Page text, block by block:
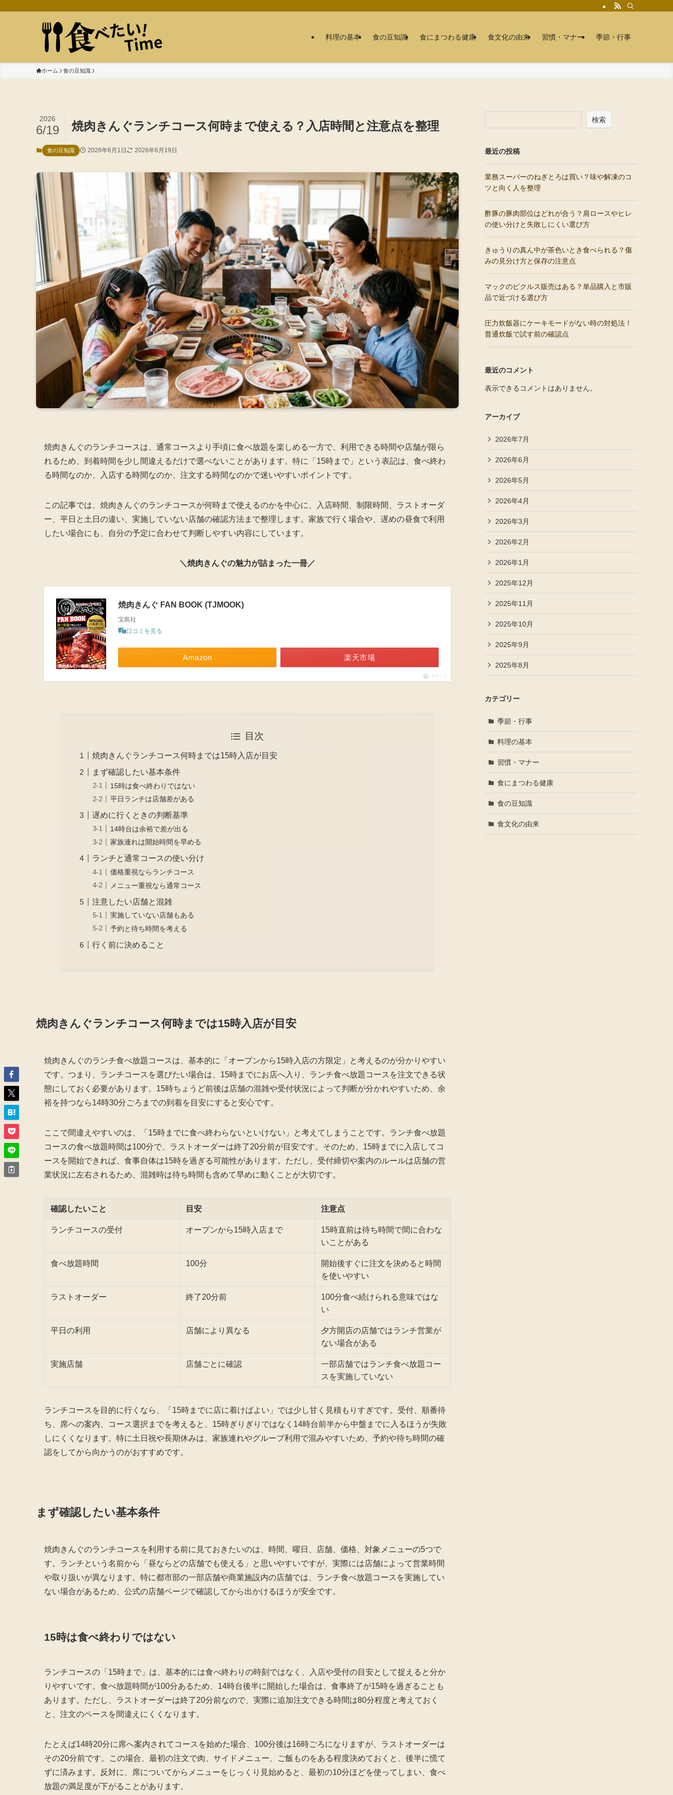
料理の基本 食の豆知識 食にまつわる健康 食文化の由来 習慣・マナー 季節・行事
ホーム 食の豆知識
焼肉きんぐランチコース何時まで使える？入店時間と注意点を整理
2026
6/19
食の豆知識 2026年6月1日 2026年6月19日
焼肉きんぐのランチコースは、通常コースより手頃に食べ放題を楽しめる一方で、利用できる時間や店舗が限ら
れるため、到着時間を少し間違えるだけで選べないことがあります。特に「15時まで」という表記は、食べ終わ
る時間なのか、入店する時間なのか、注文する時間なのかで迷いやすいポイントです。
この記事では、焼肉きんぐのランチコースが何時まで使えるのかを中心に、入店時間、制限時間、ラストオーダ
ー、平日と土日の違い、実施していない店舗の確認方法まで整理します。家族で行く場合や、遅めの昼食で利用
したい場合にも、自分の予定に合わせて判断しやすい内容にしています。
＼焼肉きんぐの魅力が詰まった一冊／
焼肉きんぐ FAN BOOK (TJMOOK)
宝島社
口コミを見る
Amazon 楽天市場
ポチップ
目次
焼肉きんぐランチコース何時までは15時入店が目安
まず確認したい基本条件
15時は食べ終わりではない
平日ランチは店舗差がある
遅めに行くときの判断基準
14時台は余裕で差が出る
家族連れは開始時間を早める
ランチと通常コースの使い分け
価格重視ならランチコース
メニュー重視なら通常コース
注意したい店舗と混雑
実施していない店舗もある
予約と待ち時間を考える
行く前に決めること
焼肉きんぐランチコース何時までは15時入店が目安
焼肉きんぐのランチ食べ放題コースは、基本的に「オープンから15時入店の方限定」と考えるのが分かりやすい
です。つまり、ランチコースを選びたい場合は、15時までにお店へ入り、ランチ食べ放題コースを注文できる状
態にしておく必要があります。15時ちょうど前後は店舗の混雑や受付状況によって判断が分かれやすいため、余
裕を持つなら14時30分ごろまでの到着を目安にすると安心です。
ここで間違えやすいのは、「15時までに食べ終わらないといけない」と考えてしまうことです。ランチ食べ放題
コースの食べ放題時間は100分で、ラストオーダーは終了20分前が目安です。そのため、15時までに入店してコ
ースを開始できれば、食事自体は15時を過ぎる可能性があります。ただし、受付締切や案内のルールは店舗の営
業状況に左右されるため、混雑時は待ち時間も含めて早めに動くことが大切です。
確認したいこと 目安 注意点
ランチコースの受付 オープンから15時入店まで
15時直前は待ち時間で間に合わな
いことがある
食べ放題時間 100分
開始後すぐに注文を決めると時間
を使いやすい
ラストオーダー 終了20分前
100分食べ続けられる意味ではな
い
平日の利用 店舗により異なる
夕方開店の店舗ではランチ営業が
ない場合がある
実施店舗 店舗ごとに確認
一部店舗ではランチ食べ放題コー
スを実施していない
ランチコースを目的に行くなら、「15時までに店に着けばよい」では少し甘く見積もりすぎです。受付、順番待
ち、席への案内、コース選択までを考えると、15時ぎりぎりではなく14時台前半から中盤までに入るほうが失敗
しにくくなります。特に土日祝や長期休みは、家族連れやグループ利用で混みやすいため、予約や待ち時間の確
認をしてから向かうのがおすすめです。
まず確認したい基本条件
焼肉きんぐのランチコースを利用する前に見ておきたいのは、時間、曜日、店舗、価格、対象メニューの5つで
す。ランチという名前から「昼ならどの店舗でも使える」と思いやすいですが、実際には店舗によって営業時間
や取り扱いが異なります。特に都市部の一部店舗や商業施設内の店舗では、ランチ食べ放題コースを実施してい
ない場合があるため、公式の店舗ページで確認してから出かけるほうが安全です。
15時は食べ終わりではない
ランチコースの「15時まで」は、基本的には食べ終わりの時刻ではなく、入店や受付の目安として捉えると分か
りやすいです。食べ放題時間が100分あるため、14時台後半に開始した場合は、食事終了が15時を過ぎることも
あります。ただし、ラストオーダーは終了20分前なので、実際に追加注文できる時間は80分程度と考えておく
と、注文のペースを間違えにくくなります。
たとえば14時20分に席へ案内されてコースを始めた場合、100分後は16時ごろになりますが、ラストオーダーは
その20分前です。この場合、最初の注文で肉、サイドメニュー、ご飯ものをある程度決めておくと、後半に慌て
ずに済みます。反対に、席についてからメニューをじっくり見始めると、最初の10分ほどを使ってしまい、食べ
放題の満足度が下がることがあります。
検索
最近の投稿
業務スーパーのねぎとろは買い？味や解凍のコ
ツと向く人を整理
酢豚の豚肉部位はどれが合う？肩ロースやヒレ
の使い分けと失敗しにくい選び方
きゅうりの真ん中が茶色いとき食べられる？傷
みの見分け方と保存の注意点
マックのピクルス販売はある？単品購入と市販
品で近づける選び方
圧力炊飯器にケーキモードがない時の対処法！
普通炊飯で試す前の確認点
最近のコメント
表示できるコメントはありません。
アーカイブ
2026年7月
2026年6月
2026年5月
2026年4月
2026年3月
2026年2月
2026年1月
2025年12月
2025年11月
2025年10月
2025年9月
2025年8月
カテゴリー
季節・行事
料理の基本
習慣・マナー
食にまつわる健康
食の豆知識
食文化の由来